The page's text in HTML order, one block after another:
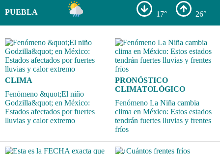
PUEBLA 17° 26°
CLIMA
Fenómeno &quot;El niño
Godzilla&quot; en México:
Estados afectados por fuertes
lluvias y calor extremo
PRONÓSTICO
CLIMATOLÓGICO
Fenómeno La Niña cambia
clima en México: Estos estados
tendrán fuertes lluvias y frentes
fríos